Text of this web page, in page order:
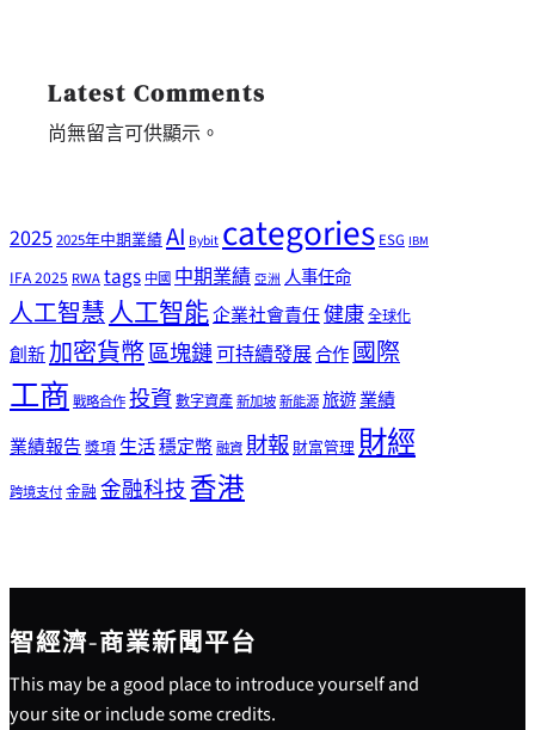
Latest Comments
尚無留言可供顯示。
20252025年中期業績AI Bybitcategories ESG IBM
IFA 2025 RWAtags 中國 中期業績 亞洲 人事任命
人工智慧人工智能企業社會責任健康全球化
創新加密貨幣區塊鏈可持續發展合作國際
工商戰略合作投資數字資產新加坡新能源旅遊業績
業績報告獎項生活穩定幣融資財報 財富管理財經
跨境支付金融 金融科技香港
智經濟-商業新聞平台
This may be a good place to introduce yourself and
your site or include some credits.